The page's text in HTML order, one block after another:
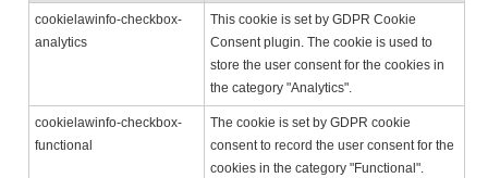
cookielawinfo-checkbox-
analytics
This cookie is set by GDPR Cookie
Consent plugin. The cookie is used to
store the user consent for the cookies in
the category "Analytics".
cookielawinfo-checkbox-
functional
The cookie is set by GDPR cookie
consent to record the user consent for the
cookies in the category "Functional".